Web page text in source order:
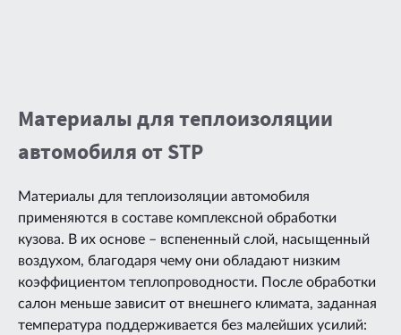
Материалы для теплоизоляции
автомобиля от STP
Материалы для теплоизоляции автомобиля
применяются в составе комплексной обработки
кузова. В их основе – вспененный слой, насыщенный
воздухом, благодаря чему они обладают низким
коэффициентом теплопроводности. После обработки
салон меньше зависит от внешнего климата, заданная
температура поддерживается без малейших усилий: